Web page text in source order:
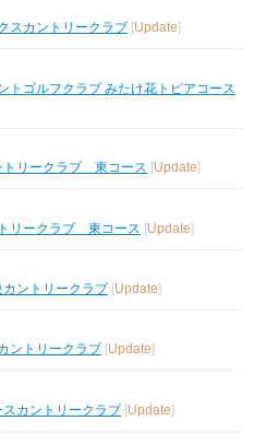
スカントリークラブ [Update]
トゴルフクラブ みたけ花トピアコース
トリークラブ 東コース [Update]
リークラブ 東コース [Update]
ントリークラブ [Update]
ントリークラブ
Update
カントリークラブ [Update]